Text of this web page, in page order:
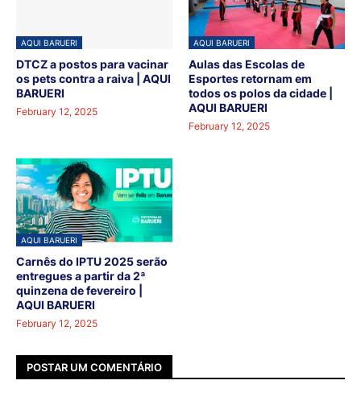
AQUI BARUERI
DTCZ a postos para vacinar
os pets contra a raiva | AQUI
BARUERI
February 12, 2025
AQUI BARUERI
Aulas das Escolas de
Esportes retornam em
todos os polos da cidade |
AQUI BARUERI
February 12, 2025
AQUI BARUERI
Carnês do IPTU 2025 serão
entregues a partir da 2ª
quinzena de fevereiro |
AQUI BARUERI
February 12, 2025
POSTAR UM COMENTÁRIO